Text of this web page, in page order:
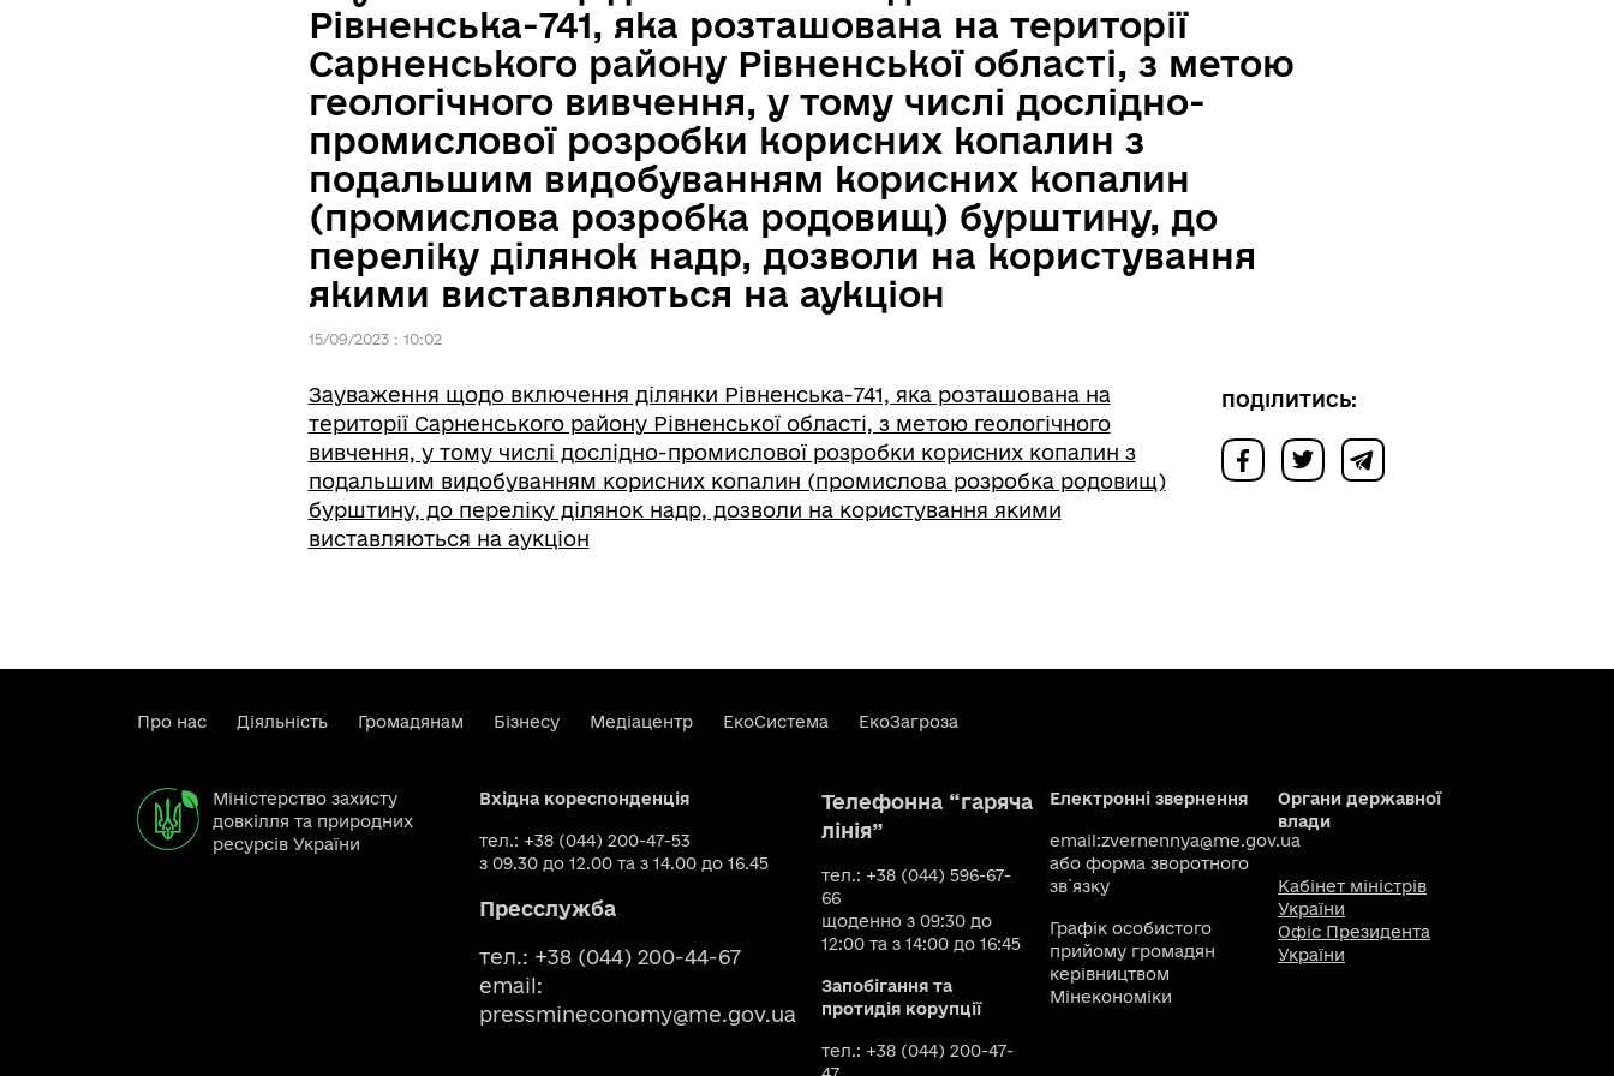
Рівненська-741, яка розташована на території
Сарненського району Рівненської області, з метою
геологічного вивчення, у тому числі дослідно-
промислової розробки корисних копалин з
подальшим видобуванням корисних копалин
(промислова розробка родовищ) бурштину, до
переліку ділянок надр, дозволи на користування
якими виставляються на аукціон
15/09/2023 : 10:02
Зауваження щодо включення ділянки Рівненська-741, яка розташована на
території Сарненського району Рівненської області, з метою геологічного
вивчення, у тому числі дослідно-промислової розробки корисних копалин з
подальшим видобуванням корисних копалин (промислова розробка родовищ)
бурштину, до переліку ділянок надр, дозволи на користування якими
виставляються на аукціон
ПОДІЛИТИСЬ:
Про нас Діяльність Громадянам Бізнесу Медіацентр ЕкоСистема ЕкоЗагроза
Міністерство захисту
довкілля та природних
ресурсів України
Вхідна кореспонденція
тел.: +38 (044) 200-47-53
з 09.30 до 12.00 та з 14.00 до 16.45
Пресслужба
тел.: +38 (044) 200-44-67
email:
pressmineconomy@me.gov.ua
Телефонна “гаряча
лінія”
тел.: +38 (044) 596-67-
66
щоденно з 09:30 до
12:00 та з 14:00 до 16:45
Запобігання та
протидія корупції
тел.: +38 (044) 200-47-
Електронні звернення
email:zvernennya@me.gov.ua
або форма зворотного
зв`язку
Графік особистого
прийому громадян
керівництвом
Мінекономіки
Органи державної
влади
Кабінет міністрів
України
Офіс Президента
України